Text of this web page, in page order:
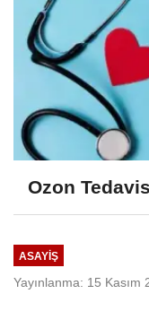
Ozon
ASAYIŞ
Yayınlanma: 15 Kasım